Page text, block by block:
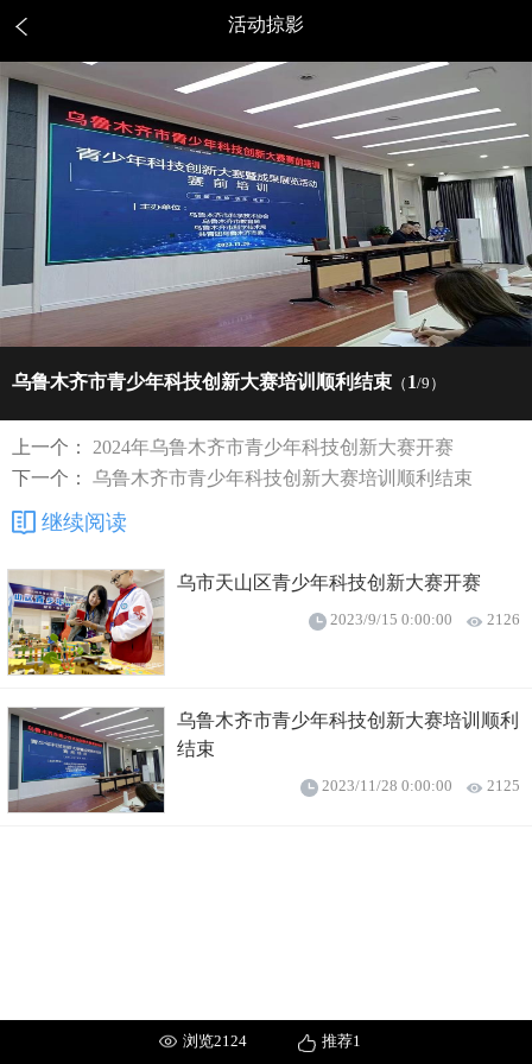
活动掠影
乌鲁木齐市青少年科技创新大赛培训顺利结束 （ 1/9）
上一个： 2024年乌鲁木齐市青少年科技创新大赛开赛
下一个： 乌鲁木齐市青少年科技创新大赛培训顺利结束
继续阅读
乌市天山区青少年科技创新大赛开赛
2023/9/15 0:00:00 2126
乌鲁木齐市青少年科技创新大赛培训顺利
结束
2023/11/28 0:00:00 2125
浏览2124 推荐1